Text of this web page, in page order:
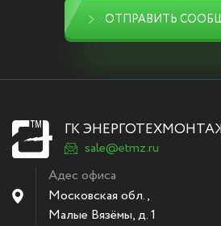
ОТПРАВИТЬ
ГК
sale@etmz.ru
Адес офиса
Московская обл.,
Малые Вязёмы,д. 1